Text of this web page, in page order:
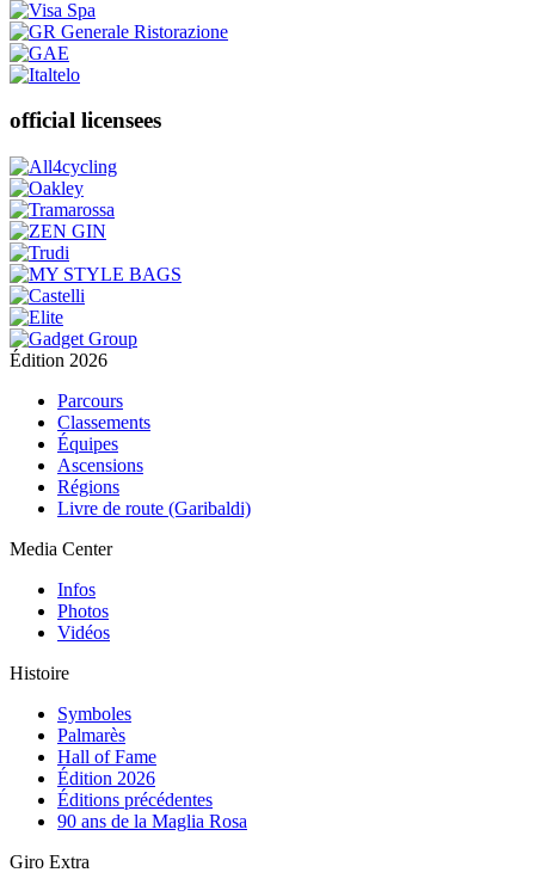
official licensees
Édition 2026
Parcours
Classements
Équipes
Ascensions
Régions
Livre de route (Garibaldi)
Media Center
Infos
Photos
Vidéos
Histoire
Symboles
Palmarès
Hall of Fame
Édition 2026
Éditions précédentes
90 ans de la Maglia Rosa
Giro Extra